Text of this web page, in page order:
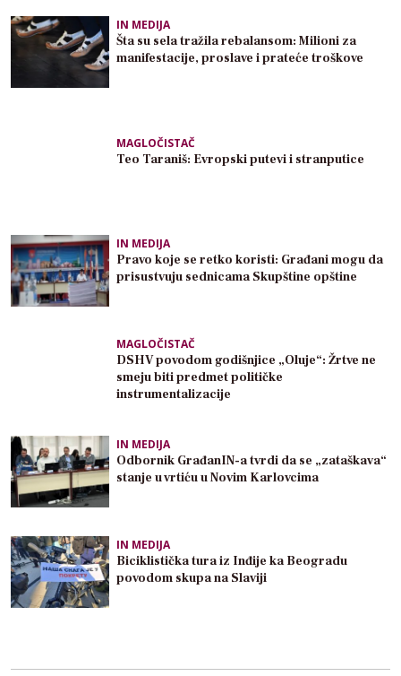
IN MEDIJA
Šta su sela tražila rebalansom: Milioni za
manifestacije, proslave i prateće troškove
MAGLOČISTAČ
Teo Taraniš: Evropski putevi i stranputice
IN MEDIJA
Pravo koje se retko koristi: Građani mogu da
prisustvuju sednicama Skupštine opštine
MAGLOČISTAČ
DSHV povodom godišnjice „Oluje“: Žrtve ne
smeju biti predmet političke
instrumentalizacije
IN MEDIJA
Odbornik GrađanIN-a tvrdi da se „zataškava“
stanje u vrtiću u Novim Karlovcima
IN MEDIJA
Biciklistička tura iz Inđije ka Beogradu
povodom skupa na Slaviji